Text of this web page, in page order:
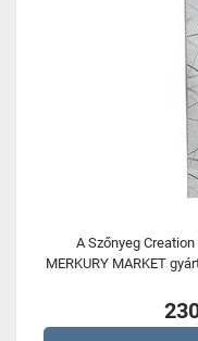
A Szőnyeg
MERKURY MARKET